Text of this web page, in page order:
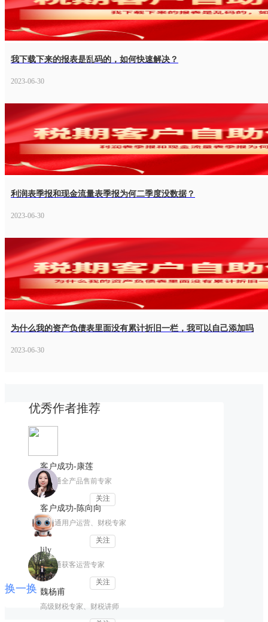
我下载下来的报表是乱码的，如何快速解决？
2023-06-30
利润表季报和现金流量表季报为何二季度没数据？
2023-06-30
为什么我的资产负债表里面没有累计折旧一栏，我可以自己添加吗
2023-06-30
优秀作者推荐
客户成功-康莲
畅捷通全产品售前专家
关注
客户成功-陈向向
畅捷通用户运营、财税专家
关注
lily
畅捷通获客运营专家
关注
魏杨甫
高级财税专家、财税讲师
换一换